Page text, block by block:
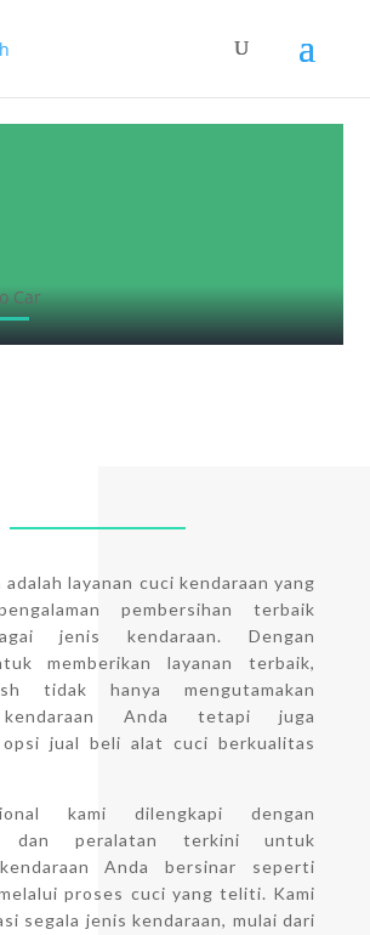
adalah layanan cuci kendaraan yang
pembersihan terbaik
jenis kendaraan. Dengan
memberikan layanan terbaik,
tidak hanya mengutamakan
kendaraan Anda tetapi juga
opsi jual beli alat cuci berkualitas
kami dilengkapi dengan
dan peralatan terkini untuk
Anda bersinar seperti
proses cuci yang teliti. Kami
segala jenis kendaraan, mulai dari